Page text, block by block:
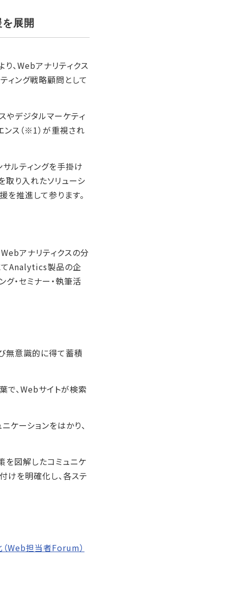
展開
、Webアナリティクス
ィング戦略顧問として
やデジタルマーケティ
ンス（※1）が重視され
ルティングを手掛け
取り入れたソリューシ
を推進して参ります。
アナリティクスの分
てAnalytics製品の企
グ・セミナー・執筆活
無意識的に得て蓄積
、Webサイトが検索
ケーションをはかり、
を図解したコミュニケ
けを明確化し、各ステ
Web担当者Forum）